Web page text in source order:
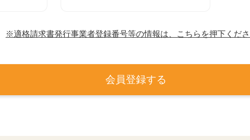
※適格請求書発行事業者登録番号等の情報は、こちらを押下くだ
会員登録する